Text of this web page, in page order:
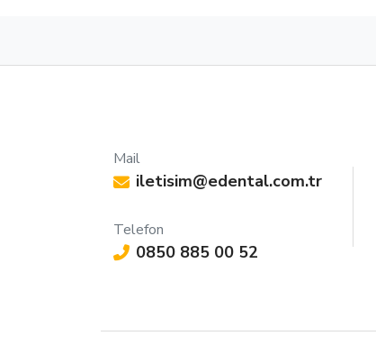
Mail
iletisim@edental.com.tr
Telefon
0850 885 00 52